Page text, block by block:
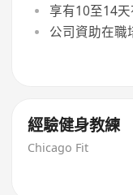
享有10至14
公司資助在職
經驗健身教練
Chicago Fit